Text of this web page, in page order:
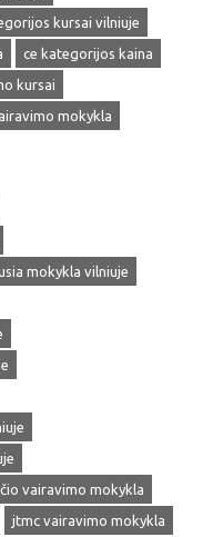
kursai vilniuje
ce kategorijos kaina
kursai
mokykla
mokykla vilniuje
vairavimo mokykla
jtmc vairavimo mokykla